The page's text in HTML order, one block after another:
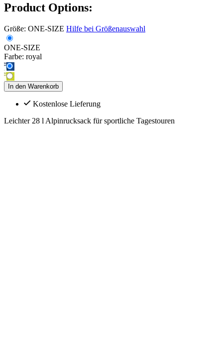
Product Options:
Größe: ONE-SIZE Hilfe bei Größenauswahl
ONE-SIZE
Farbe: royal
In den Warenkorb
Kostenlose Lieferung
Leichter 28 l Alpinrucksack für sportliche Tagestouren